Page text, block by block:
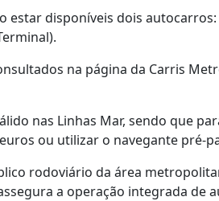
estar disponíveis dois
na página da Carris
nas Linhas Mar, sendo que
ou utilizar o navegante pré-
rodoviário da área
a operação integrada de